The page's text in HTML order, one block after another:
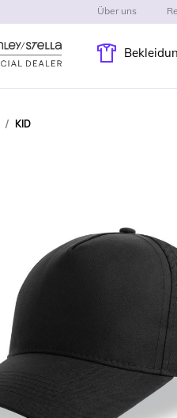
Über uns
KID